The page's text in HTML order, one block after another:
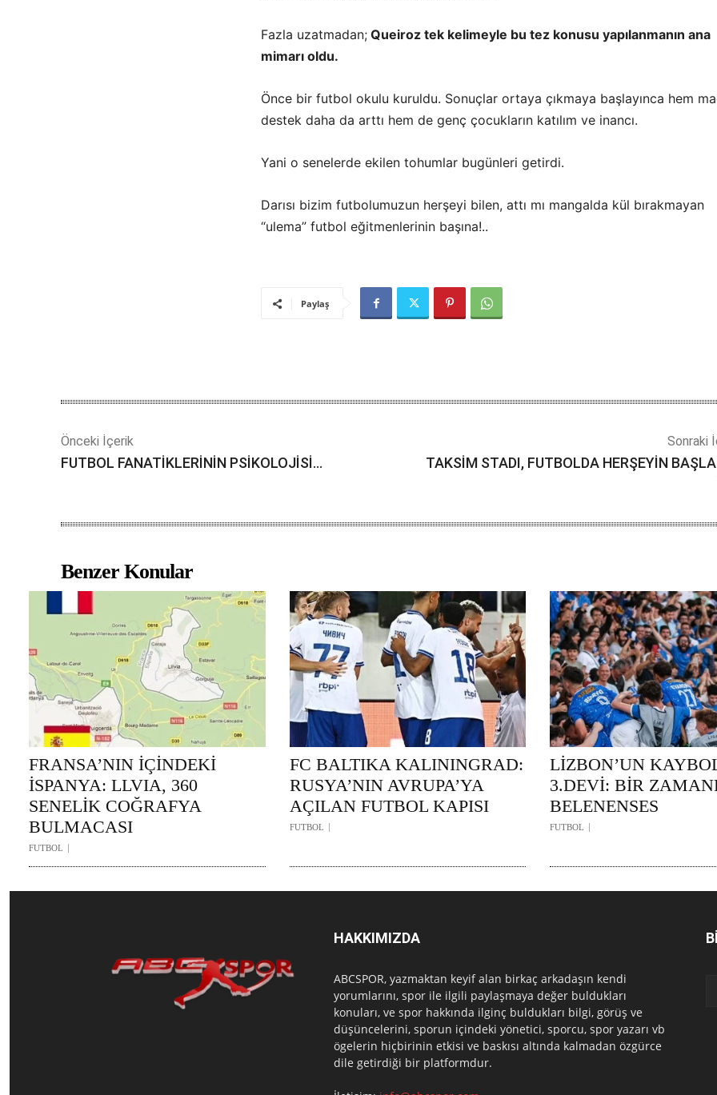
Fazla uzatmadan; Queiroz tek kelimeyle bu tez konusu yapılanmanın ana
mimarı oldu.
Önce bir futbol okulu kuruldu. Sonuçlar ortaya çıkmaya başlayınca hem
destek daha da arttı hem de genç çocukların katılım ve inancı.
Yani o senelerde ekilen tohumlar bugünleri getirdi.
Darısı bizim futbolumuzun herşeyi bilen, attı mı mangalda kül bırakmayan
“ulema” futbol eğitmenlerinin başına!..
Paylaş
Önceki İçerik
FUTBOL FANATİKLERİNİN PSİKOLOJİSİ…
Sonraki
TAKSİM STADI, FUTBOLDA HERŞEYİN
Benzer Konular
FRANSA’NIN İÇİNDEKİ
İSPANYA: LLVIA, 360
SENELİK COĞRAFYA
BULMACASI
FUTBOL
FC BALTIKA KALININGRAD:
RUSYA’NIN AVRUPA’YA
AÇILAN FUTBOL KAPISI
FUTBOL
LİZBON’UN
3.DEVİ: BİR
BELENENSES
FUTBOL
HAKKIMIZDA
ABCSPOR, yazmaktan keyif alan birkaç arkadaşın kendi
yorumlarını, spor ile ilgili paylaşmaya değer buldukları
konuları, ve spor hakkında ilginç buldukları bilgi, görüş ve
düşüncelerini, sporun içindeki yönetici, sporcu, spor yazarı vb
ögelerin hiçbirinin etkisi ve baskısı altında kalmadan özgürce
dile getirdiği bir platformdur.